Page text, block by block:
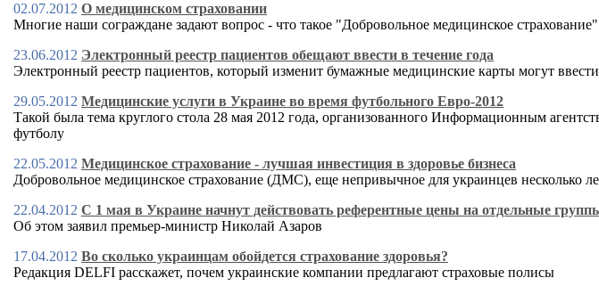
02.07.2012 О медицинском страховании
Многие наши сограждане задают вопрос - что такое "Добровольное медицинское
23.06.2012 Электронный реестр пациентов обещают ввести в течение года
Электронный реестр пациентов, который изменит бумажные медицинские карты могут
29.05.2012 Медицинские услуги в Украине во время футбольного Евро-2012
Такой была тема круглого стола 28 мая 2012 года, организованного Информационным
футболу
22.05.2012 Медицинское страхование - лучшая инвестиция в здоровье бизнеса
Добровольное медицинское страхование (ДМС), еще непривычное для украинцев несколько
22.04.2012 С 1 мая в Украине начнут действовать референтные цены на отдельные
Об этом заявил премьер-министр Николай Азаров
17.04.2012 Во сколько украинцам обойдется страхование здоровья?
Редакция DELFI расскажет, почем украинские компании предлагают страховые полисы